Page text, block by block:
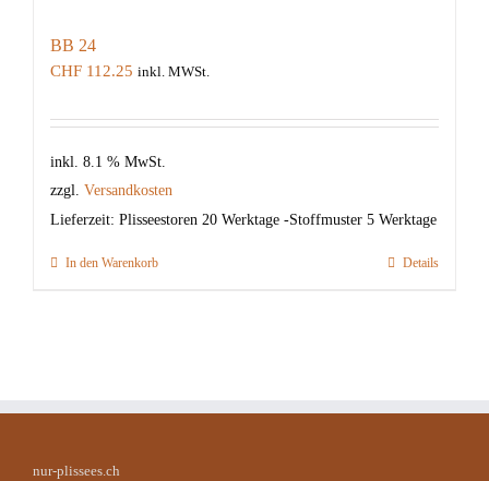
BB 24
CHF 112.25 inkl. MWSt.
inkl. 8.1 % MwSt.
zzgl. Versandkosten
Lieferzeit: Plisseestoren 20 Werktage -Stoffmuster 5 Werktage
In den Warenkorb Details
nur-plissees.ch